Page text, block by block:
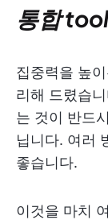
통합
집중력을 높
리해 드렸습
는 것이 반드
닙니다. 여러
좋습니다.
이것을 마치